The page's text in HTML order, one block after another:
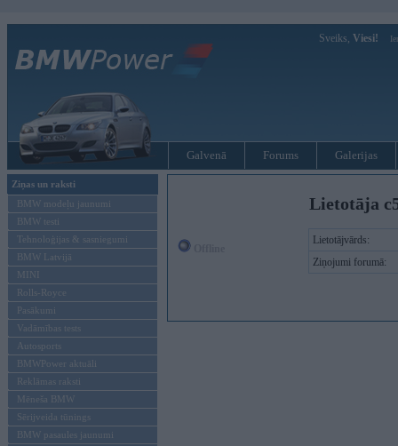
Sveiks, Viesi!
Galvenā Forums Galerijas
Ziņas un raksti
BMW modeļu jaunumi
BMW testi
Tehnoloģijas & sasniegumi
BMW Latvijā
MINI
Rolls-Royce
Pasākumi
Vadāmības tests
Autosports
BMWPower aktuāli
Reklāmas raksti
Mēneša BMW
Sērijveida tūnings
BMW pasaules jaunumi
Lietotāja
Lietotājvārds:
Ziņojumi forumā: